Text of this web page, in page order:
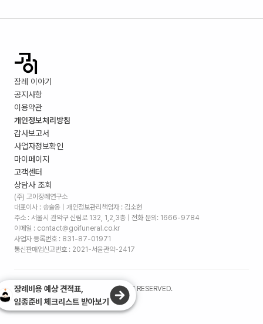
장례 이야기
공지사항
이용약관
개인정보처리방침
감사보고서
사업자정보확인
마이페이지
고객센터
상담사 조회
(주) 고이장례연구소
대표이사 : 송슬옹 | 개인정보관리책임자 : 김소현
주소 : 서울시 관악구 신림로 132, 1,2,3층 | 전화 문의: 1666-9784
이메일 : contact@goifuneral.co.kr
사업자 등록번호 : 831-87-01971
통신판매업신고번호 : 2021-서울관악-2417
©2026. (주)고이장례연구소 ALL RIGHTS RESERVED.
장례비용 예상 견적표,
임종준비 체크리스트 받아보기